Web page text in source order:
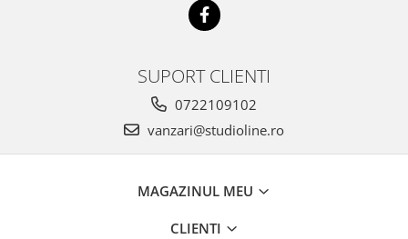
SUPORT CLIENTI
0722109102
vanzari@studioline.ro
MAGAZINUL MEU
CLIENTI